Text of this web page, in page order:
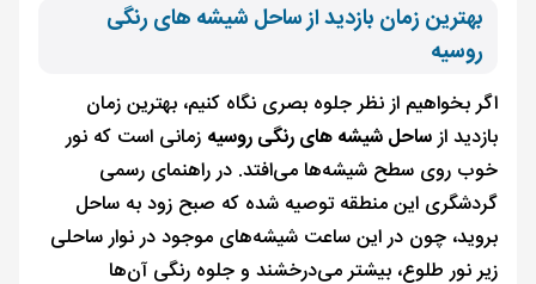
بهترین زمان بازدید از ساحل شیشه های رنگی
روسیه
اگر بخواهیم از نظر جلوه بصری نگاه کنیم، بهترین زمان
بازدید ازساحل شیشه های رنگی روسیه زمانی است که نور
خوب روی سطح شیشه‌ها می‌افتد. در راهنمای رسمی
گردشگری این منطقه توصیه شده که صبح زود به ساحل
بروید، چون در این ساعت شیشه‌های موجود در نوار ساحلی
زیر نور طلوع، بیشتر می‌درخشند و جلوه رنگی آن‌ها